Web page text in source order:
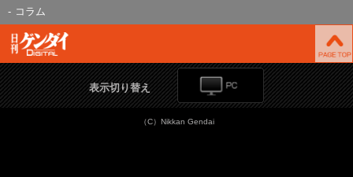
コラム
表示切り替え
（C）Nikkan Gendai